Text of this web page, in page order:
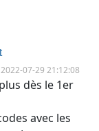
2022-07-29 21:12:08
dès le 1er
avec les